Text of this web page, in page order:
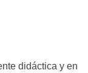
didáctica y en